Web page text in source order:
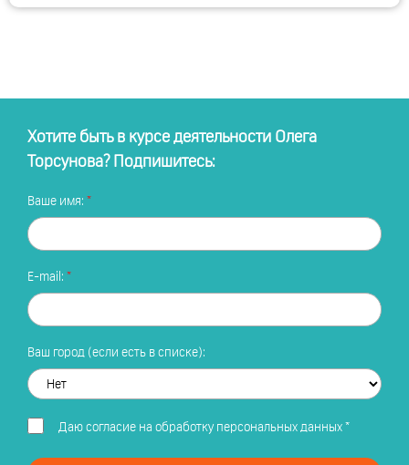
Хотите быть в курсе деятельности Олега
Торсунова? Подпишитесь:
Ваше имя:
E-mail:
Ваш город (если есть в списке):
Даю согласие на обработку персональных данных*